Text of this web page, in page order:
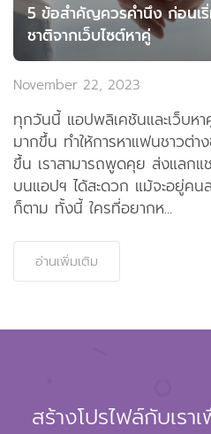
5 ข้อสำคัญควรคำนึง ก่อนเ
ชาติจากเว็บไซต์หาคู่
November 22, 2023
ทุกวันนี้ แอปพลิเคชันและเว็บห
มากขึ้น ทำให้การหาแฟนชาวต่า
ขึ้น เราสามารถพูดคุย ส่งแลก
บนแอปฯ ได้สะดวก แม้จะอยู่คน
ก็ตาม ทั้งนี้ ใครที่อยากห...
อ่านเพิ่มเติม
สร้างโปรไฟล์กับเรา